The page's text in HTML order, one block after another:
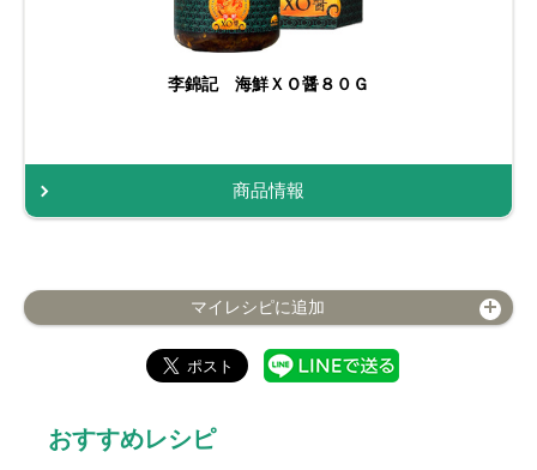
李錦記 海鮮ＸＯ醤８０Ｇ
商品情報
マイレシピに追加
おすすめレシピ